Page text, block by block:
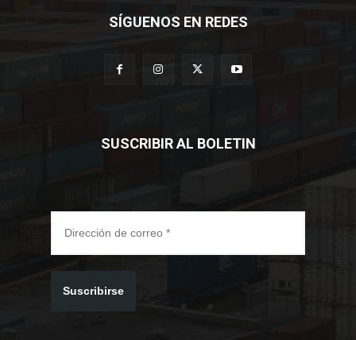
SÍGUENOS EN REDES
SUSCRIBIR AL BOLETIN
Suscribirse